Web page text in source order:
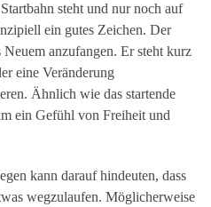
steht und nur noch auf
ein gutes Zeichen. Der
anzufangen. Er steht kurz
eine Veränderung
Ähnlich wie das startende
ein Gefühl von Freiheit und
kann darauf hindeuten, dass
wegzulaufen. Möglicherweise